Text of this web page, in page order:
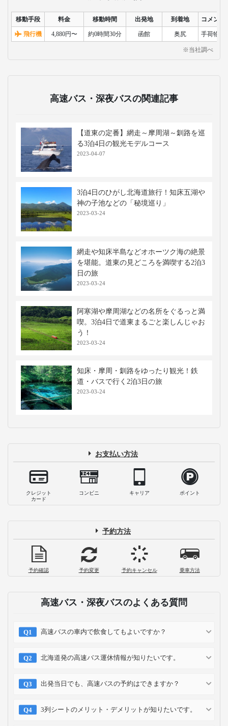
移動手段 料金 移動時間 出発地 到着地 コメント
飛行機 4,880円〜 約0時間30分 函館 奥尻 手荷物検
※当社調べ
高速バス・深夜バスの関連記事
【道東の定番】網走～摩周湖～釧路を巡
る3泊4日の観光モデルコース
2023-04-07
3泊4日のひがし北海道旅行！知床五湖や
神の子池などの「秘境巡り」
2023-03-24
網走や知床半島などオホーツク海の絶景
を堪能。道東の見どころを満喫する2泊3
日の旅
2023-03-24
阿寒湖や摩周湖などの名所をぐるっと満
喫。3泊4日で道東まるごと楽しんじゃお
う！
2023-03-24
知床・摩周・釧路をゆったり観光！鉄
道・バスで行く2泊3日の旅
2023-03-24
お支払い方法
クレジット
カード
コンビニ キャリア ポイント
予約方法
予約確認 予約変更 予約キャンセル 乗車方法
高速バス・深夜バスのよくある質問
高速バスの車内で飲食してもよいですか？
北海道発の高速バス運休情報が知りたいです。
出発当日でも、高速バスの予約はできますか？
3列シートのメリット・デメリットが知りたいです。